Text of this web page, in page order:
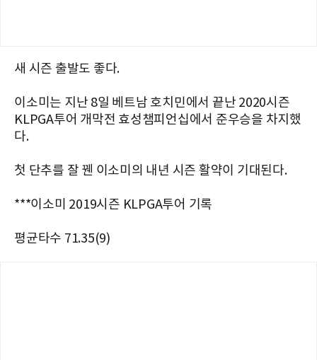
새 시즌 출발도 좋다.
이소미는 지난 8일 베트남 호치민에서 끝난 2020시즌
KLPGA투어 개막전 효성챔피언십에서 준우승을 차지했
다.
첫 단추를 잘 꿴 이소미의 내년 시즌 활약이 기대된다.
***이소미 2019시즌 KLPGA투어 기록
평균타수 71.35(9)